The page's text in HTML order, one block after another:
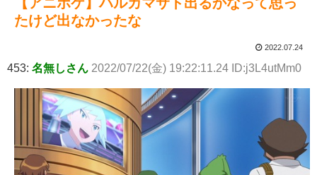
たけど出なかったな
2022.07.24
453: 名無しさん 2022/07/22(金) 19:22:11.24 ID:j3L4utMm0